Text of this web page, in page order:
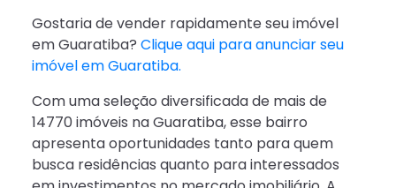
Gostaria de vender rapidamente seu imóvel
em Guaratiba? Clique aqui para anunciar seu
imóvel em Guaratiba.
Com uma seleção diversificada de mais de
14770 imóveis na Guaratiba, esse bairro
apresenta oportunidades tanto para quem
busca residências quanto para interessados